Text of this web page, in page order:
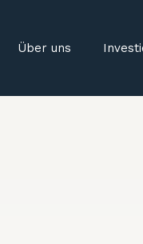
Über uns